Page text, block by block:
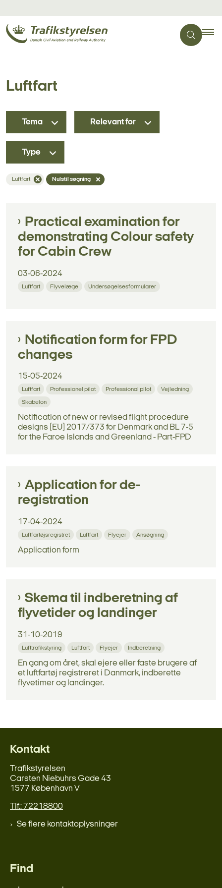
Luftfart
Luftfart Nulstil søgning
Tema Relevant for
Type
Practical examination for
demonstrating Colour safety
for Cabin Crew
03-06-2024
Luftfart Flyvelæge Undersøgelsesformularer
Notification form for FPD
changes
15-05-2024
Luftfart Professionel pilot Professional pilot Vejledning
Skabelon
Notification of new or revised flight procedure
designs (EU) 2017/373 for Denmark and BL 7-5
for the Faroe Islands and Greenland - Part-FPD
Application for de-
registration
17-04-2024
Luftfartøjsregistret Luftfart Flyejer Ansøgning
Application form
Skema til indberetning af
flyvetider og landinger
31-10-2019
Lufttrafikstyring Luftfart Flyejer Indberetning
En gang om året, skal ejere eller faste brugere af
et luftfartøj registreret i Danmark, indberette
flyvetimer og landinger.
Kontakt
Trafikstyrelsen
Carsten Niebuhrs Gade 43
1577 København V
Tlf.: 72218800
Se flere kontaktoplysninger
Find